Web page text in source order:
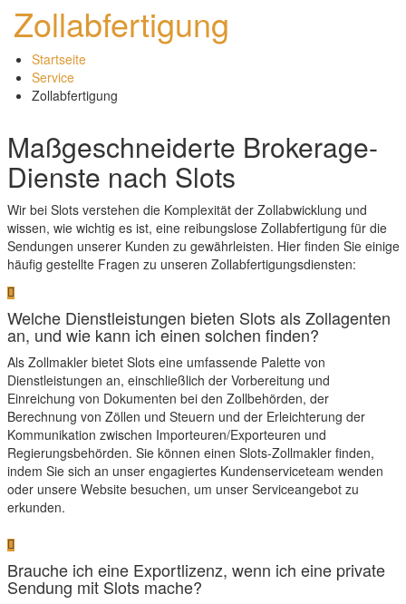
Zollabfertigung
Startseite
Service
Zollabfertigung
Maßgeschneiderte Brokerage-
Dienste nach Slots
Wir bei Slots verstehen die Komplexität der Zollabwicklung und
wissen, wie wichtig es ist, eine reibungslose Zollabfertigung für die
Sendungen unserer Kunden zu gewährleisten. Hier finden Sie einige
häufig gestellte Fragen zu unseren Zollabfertigungsdiensten:
Welche Dienstleistungen bieten Slots als Zollagenten
an, und wie kann ich einen solchen finden?
Als Zollmakler bietet Slots eine umfassende Palette von
Dienstleistungen an, einschließlich der Vorbereitung und
Einreichung von Dokumenten bei den Zollbehörden, der
Berechnung von Zöllen und Steuern und der Erleichterung der
Kommunikation zwischen Importeuren/Exporteuren und
Regierungsbehörden. Sie können einen Slots-Zollmakler finden,
indem Sie sich an unser engagiertes Kundenserviceteam wenden
oder unsere Website besuchen, um unser Serviceangebot zu
erkunden.
Brauche ich eine Exportlizenz, wenn ich eine private
Sendung mit Slots mache?